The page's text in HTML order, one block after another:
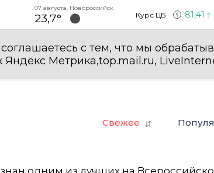
07 августа, Новороссийск
23,7° Курс ЦБ 81,41
с тем, что мы
Метрика,top.mail.ru,
Свежее
одним из лучших на